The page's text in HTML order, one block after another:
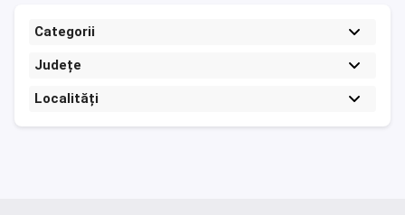
Categorii
Județe
Localități